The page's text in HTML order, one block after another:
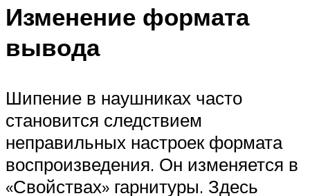
Изменение формата
вывода
Шипение в наушниках часто
становится следствием
неправильных настроек формата
воспроизведения. Он изменяется в
«Свойствах» гарнитуры. Здесь